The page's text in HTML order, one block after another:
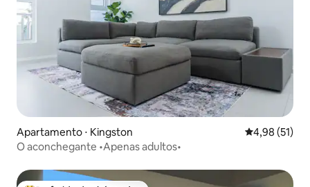
Apartamento ⋅ Kingston 4,98 de uma
4,98 (51)
O aconchegante •Apenas adultos•